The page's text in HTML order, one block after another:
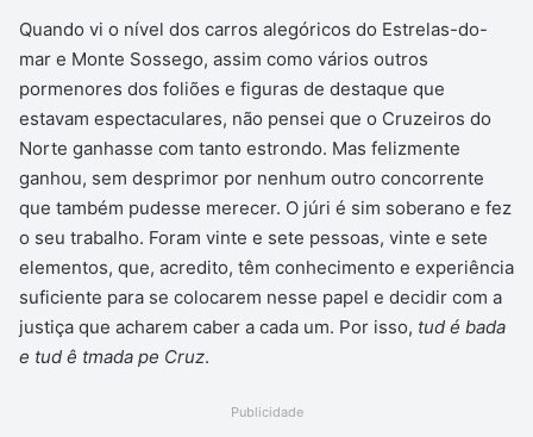
Quando vi o nível dos carros alegóricos do Estrelas-do-
mar e Monte Sossego, assim como vários outros
pormenores dos foliões e figuras de destaque que
estavam espectaculares, não pensei que o Cruzeiros do
Norte ganhasse com tanto estrondo. Mas felizmente
ganhou, sem desprimor por nenhum outro concorrente
que também pudesse merecer. O júri é sim soberano e fez
o seu trabalho. Foram vinte e sete pessoas, vinte e sete
elementos, que, acredito, têm conhecimento e experiência
suficiente para se colocarem nesse papel e decidir com a
justiça que acharem caber a cada um. Por isso, tud é bada
e tud ê tmada pe Cruz.
Publicidade